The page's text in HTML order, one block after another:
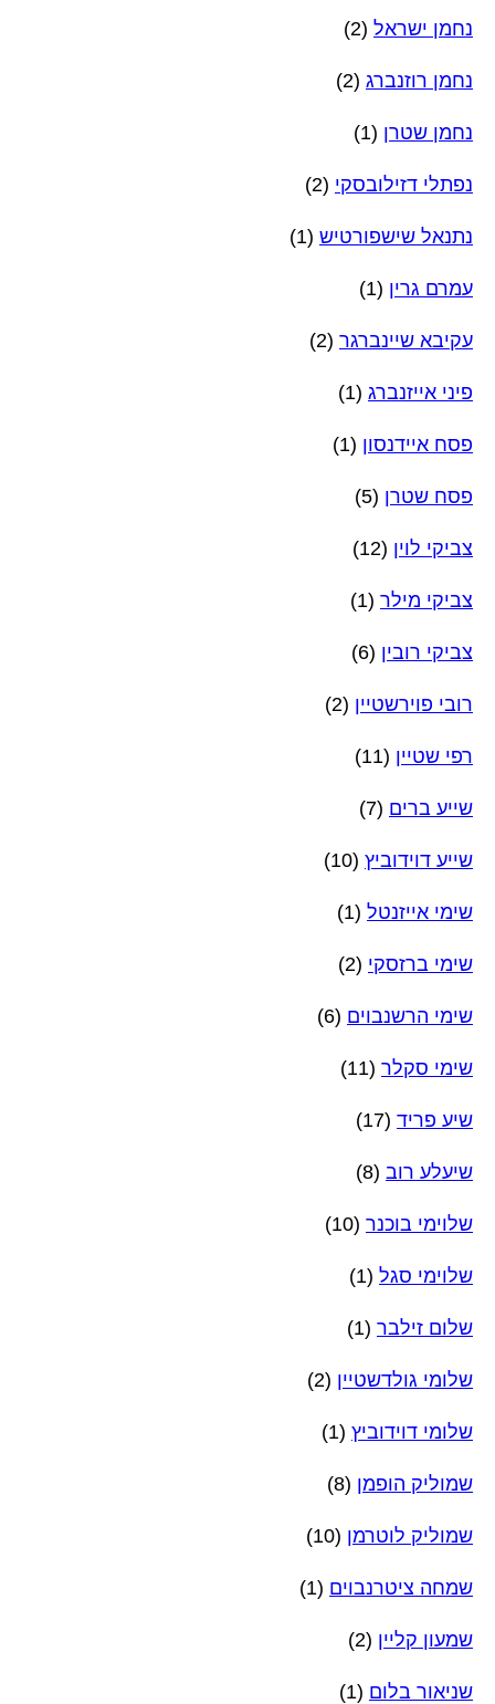
נחמן ישראל (2)
נחמן רוזנברג (2)
נחמן שטרן (1)
נפתלי דזילובסקי (2)
נתנאל שישפורטיש (1)
עמרם גרין (1)
עקיבא שיינברגר (2)
פיני אייזנברג (1)
פסח איידנסון (1)
פסח שטרן (5)
צביקי לוין (12)
צביקי מילר (1)
צביקי רובין (6)
רובי פוירשטיין (2)
רפי שטיין (11)
שייע ברים (7)
שייע דוידוביץ (10)
שימי אייזנטל (1)
שימי ברזסקי (2)
שימי הרשנבוים (6)
שימי סקלר (11)
שיע פריד (17)
שיעלע רוב (8)
שלוימי בוכנר (10)
שלוימי סגל (1)
שלום זילבר (1)
שלומי גולדשטיין (2)
שלומי דוידוביץ (1)
שמוליק הופמן (8)
שמוליק לוטרמן (10)
שמחה ציטרנבוים (1)
שמעון קליין (2)
שניאור בלום (1)